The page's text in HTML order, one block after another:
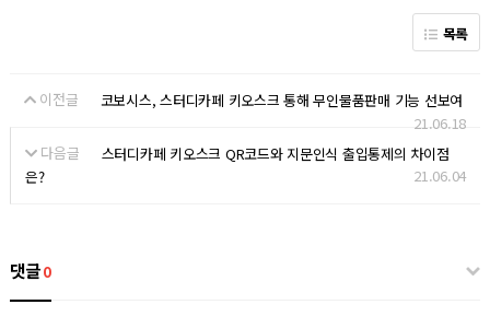
목록
이전글
코보시스, 스터디카페 키오스크 통해 무인물품판매 기능 선보여
21.06.18
다음글
스터디카페 키오스크 QR코드와 지문인식 출입통제의 차이점
은?
21.06.04
댓글0